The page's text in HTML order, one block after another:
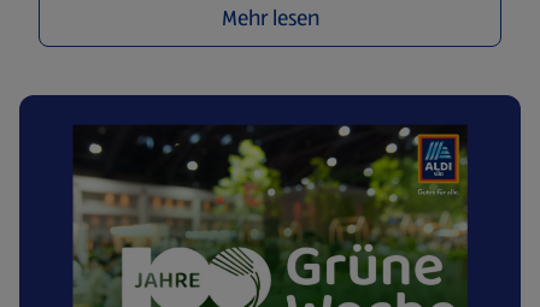
Mehr lesen